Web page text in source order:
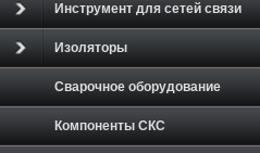
Инструмент для сетей связи
Изоляторы
Сварочное оборудование
Компоненты СКС